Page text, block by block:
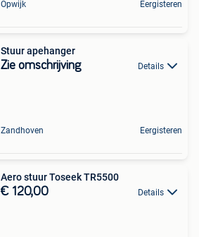
Opwijk Eergisteren
Stuur apehanger
Zie omschrijving Details
Zandhoven Eergisteren
Aero stuur Toseek TR5500
€ 120,00 Details